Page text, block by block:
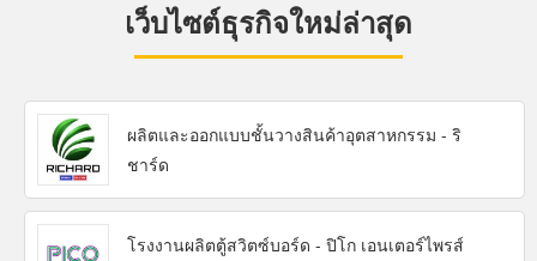
เว็บไซต์ธุรกิจใหม่ล่าสุด
ผลิตและออกแบบชั้นวางสินค้าอุตสาหกรรม - ริ
ชาร์ด
โรงงานผลิตตู้สวิตซ์บอร์ด - ปิโก เอนเตอร์ไพรส์